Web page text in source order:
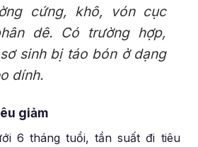
cứng, khô, vón cục
dê. Có trường hợp,
sinh bị táo bón ở dạng
dính.
giảm
6 tháng tuổi, tần suất đi tiêu